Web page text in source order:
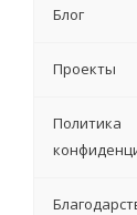
Блог
Проекты
Политика